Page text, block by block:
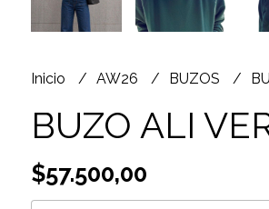
Inicio AW26 BUZOS
BUZO ALI
$57.500,00